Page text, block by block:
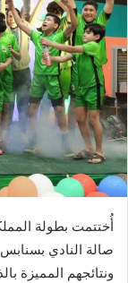
أُختتمت بطولة
صالة النادي بسنابس
ونتائجهم المميزة